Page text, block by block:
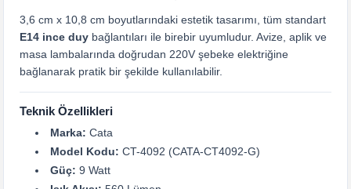
3,6 cm x 10,8 cm boyutlarındaki estetik tasarımı, tüm standart
E14 ince duy bağlantıları ile birebir uyumludur. Avize, aplik ve
masa lambalarında doğrudan 220V şebeke elektriğine
bağlanarak pratik bir şekilde kullanılabilir.
Teknik Özellikleri
Marka: Cata
Model Kodu: CT-4092 (CATA-CT4092-G)
Güç: 9 Watt